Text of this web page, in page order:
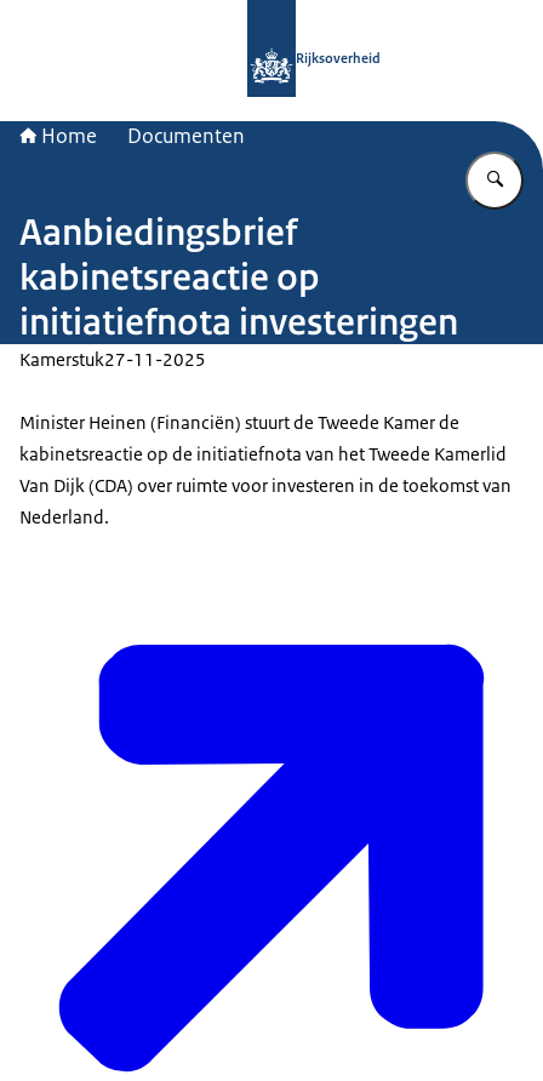
Rijksoverheid
Home Documenten
Aanbiedingsbrief
kabinetsreactie op
initiatiefnota investeringen
Kamerstuk27-11-2025
Minister Heinen (Financiën) stuurt de Tweede Kamer de
kabinetsreactie op de initiatiefnota van het Tweede Kamerlid
Van Dijk (CDA) over ruimte voor investeren in de toekomst van
Nederland.